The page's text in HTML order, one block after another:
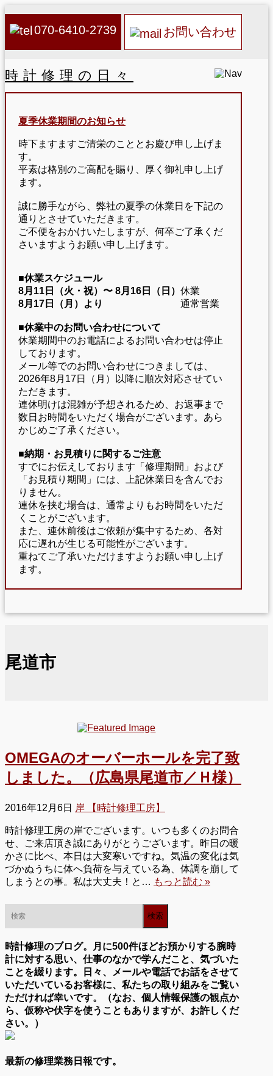
070-6410-2739 お問い合わせ
時計修理の日々
夏季休業期間のお知らせ
時下ますますご清栄のこととお慶び申し上げま
す。
平素は格別のご高配を賜り、厚く御礼申し上げ
ます。
誠に勝手ながら、弊社の夏季の休業日を下記の
通りとさせていただきます。
ご不便をおかけいたしますが、何卒ご了承くだ
さいますようお願い申し上げます。
■休業スケジュール
8月11日（火・祝）〜 8月16日（日） 休業
8月17日（月）より
通常営業
■休業中のお問い合わせについて
休業期間中のお電話によるお問い合わせは停止
しております。
メール等でのお問い合わせにつきましては、
2026年8月17日（月）以降に順次対応させてい
ただきます。
連休明けは混雑が予想されるため、お返事まで
数日お時間をいただく場合がございます。あら
かじめご了承ください。
■納期・お見積りに関するご注意
すでにお伝えしております「修理期間」および
「お見積り期間」には、上記休業日を含んでお
りません。
連休を挟む場合は、通常よりもお時間をいただ
くことがございます。
また、連休前後はご依頼が集中するため、各対
応に遅れが生じる可能性がございます。
重ねてご了承いただけますようお願い申し上げ
ます。
尾道市
OMEGAのオーバーホールを完了致
しました。（広島県尾道市／Ｈ様）
2016年12月6日 岸 【時計修理工房】
時計修理工房の岸でございます。いつも多くのお問合
せ、ご来店頂き誠にありがとうございます。昨日の暖
かさに比べ、本日は大変寒いですね。気温の変化は気
づかぬうちに体へ負荷を与えている為、体調を崩して
しまうとの事。私は大丈夫！と… もっと読む »
時計修理のブログ。月に500件ほどお預かりする腕時
計に対する思い、仕事のなかで学んだこと、気づいた
ことを綴ります。日々、メールや電話でお話をさせて
いただいているお客様に、私たちの取り組みをご覧い
ただければ幸いです。（なお、個人情報保護の観点か
ら、仮称や伏字を使うこともありますが、お許しくだ
さい。）
最新の修理業務日報です。